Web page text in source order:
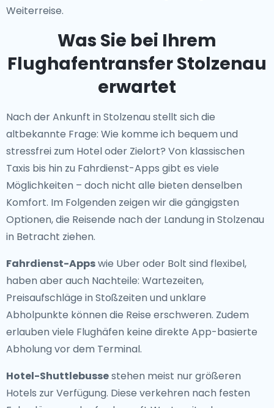
Weiterreise.
Was Sie bei Ihrem
Flughafentransfer Stolzenau
erwartet
Nach der Ankunft in Stolzenau stellt sich die
altbekannte Frage: Wie komme ich bequem und
stressfrei zum Hotel oder Zielort? Von klassischen
Taxis bis hin zu Fahrdienst-Apps gibt es viele
Möglichkeiten – doch nicht alle bieten denselben
Komfort. Im Folgenden zeigen wir die gängigsten
Optionen, die Reisende nach der Landung in Stolzenau
in Betracht ziehen.
Fahrdienst-Appswie Uber oder Bolt sind flexibel,
haben aber auch Nachteile: Wartezeiten,
Preisaufschläge in Stoßzeiten und unklare
Abholpunkte können die Reise erschweren. Zudem
erlauben viele Flughäfen keine direkte App-basierte
Abholung vor dem Terminal.
Hotel-Shuttlebussestehen meist nur größeren
Hotels zur Verfügung. Diese verkehren nach festen